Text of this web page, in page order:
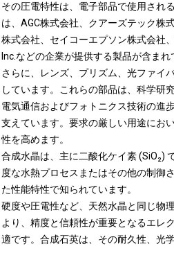
その圧電特性は、電子部品で使用され
は、AGC株式会社、クアーズテック株
株式会社、セイコーエプソン株式会社
Inc.などの企業が提供する製品が含まれ
さらに、レンズ、プリズム、光ファイ
しています。これらの部品は、科学研
電気通信およびフォトニクス技術の進
支えています。要求の厳しい用途にお
性を高めます。
合成水晶は、主に二酸化ケイ素 (SiO₂)
度な水熱プロセスまたはその他の制御
た性能特性で知られています。
硬度や圧電性など、天然水晶と同じ物
より、精度と信頼性が重要となるエレ
適です。合成石英は、その耐久性、光